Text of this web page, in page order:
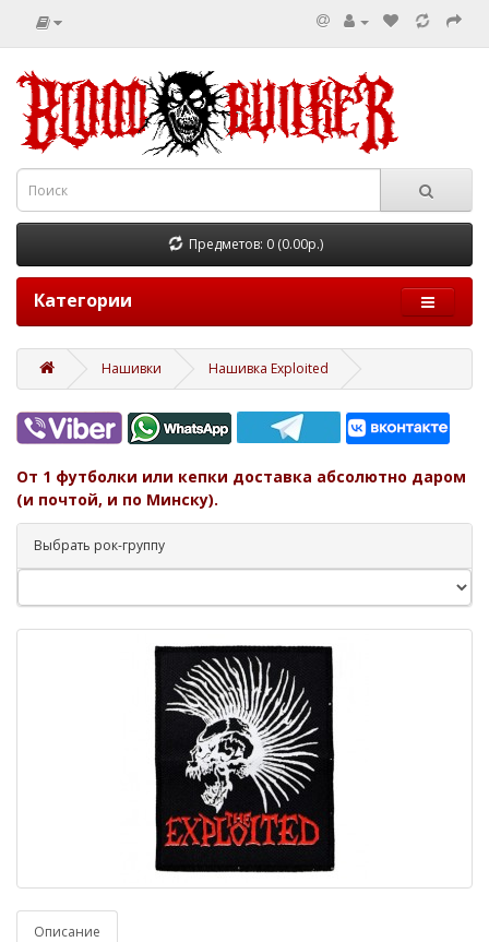
Предметов: 0 (0.00р.)
Категории
Нашивки Нашивка Exploited
От 1 футболки или кепки доставка абсолютно даром
(и почтой, и по Минску).
Выбрать рок-группу
Описание